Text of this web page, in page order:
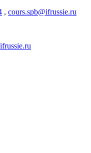
, cours.spb@ifrussie.ru